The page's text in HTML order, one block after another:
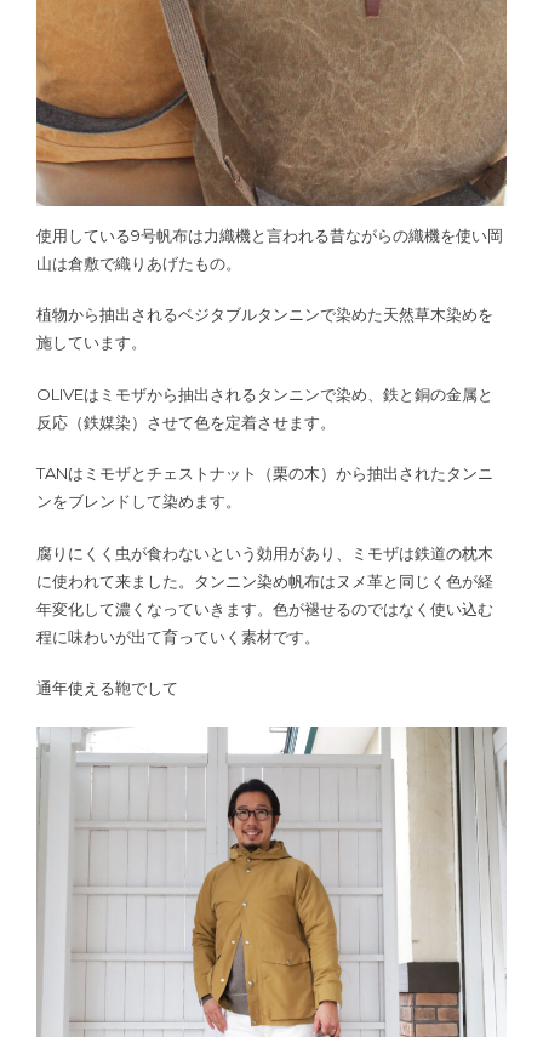
使用している9号帆布は力織機と言われる昔ながらの織機を使い岡
山は倉敷で織りあげたもの。
植物から抽出されるベジタブルタンニンで染めた天然草木染めを
施しています。
OLIVEはミモザから抽出されるタンニンで染め、鉄と銅の金属と
反応（鉄媒染）させて色を定着させます。
TANはミモザとチェストナット（栗の木）から抽出されたタンニ
ンをブレンドして染めます。
腐りにくく虫が食わないという効用があり、ミモザは鉄道の枕木
に使われて来ました。タンニン染め帆布はヌメ革と同じく色が経
年変化して濃くなっていきます。色が褪せるのではなく使い込む
程に味わいが出て育っていく素材です。
通年使える鞄でして